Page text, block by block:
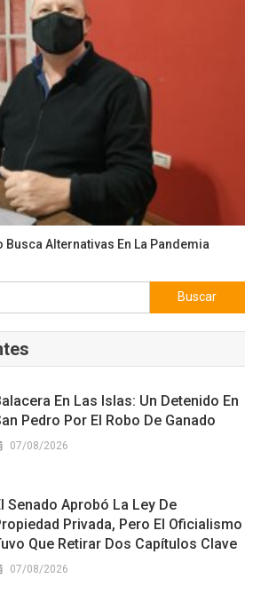
Alternativas En La Pandemia
Buscar:
En Las Islas: Un Detenido En
Pedro Por El Robo De Ganado
07/08/2026
Senado Aprobó La Ley De
Privada, Pero El Oficialismo
Que Retirar Dos Capítulos Clave
07/08/2026